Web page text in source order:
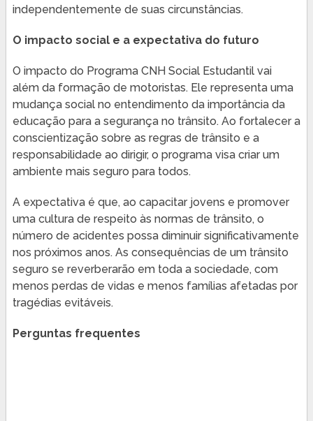
independentemente de suas circunstâncias.
O impacto social e a expectativa do futuro
O impacto do Programa CNH Social Estudantil vai
além da formação de motoristas. Ele representa uma
mudança social no entendimento da importância da
educação para a segurança no trânsito. Ao fortalecer a
conscientização sobre as regras de trânsito e a
responsabilidade ao dirigir, o programa visa criar um
ambiente mais seguro para todos.
A expectativa é que, ao capacitar jovens e promover
uma cultura de respeito às normas de trânsito, o
número de acidentes possa diminuir significativamente
nos próximos anos. As consequências de um trânsito
seguro se reverberarão em toda a sociedade, com
menos perdas de vidas e menos famílias afetadas por
tragédias evitáveis.
Perguntas frequentes